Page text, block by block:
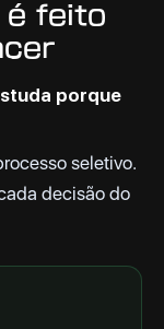
é feito
porque
seletivo.
decisão do